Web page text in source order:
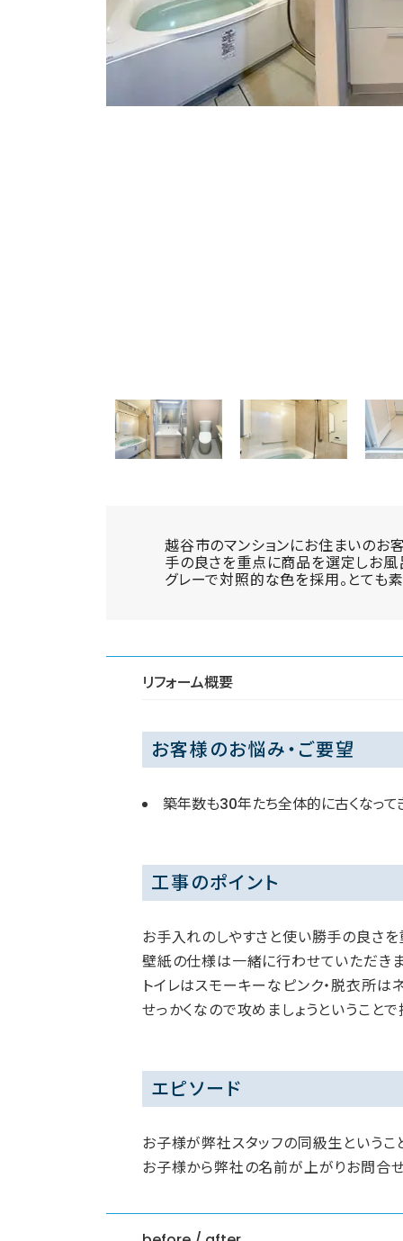
越谷市のマンションにお住まいのお
手の良さを重点に商品を選定しお風
グレーで対照的な色を採用。とても
リフォーム概要
お客様のお悩み・ご要望
築年数も30年たち全体的に古くなって
工事のポイント
お手入れのしやすさと使い勝手の良さ
壁紙の仕様は一緒に行わせていただき
トイレはスモーキーなピンク・脱衣所
せっかくなので攻めましょうということ
エピソード
お子様が弊社スタッフの同級生というこ
お子様から弊社の名前が上がりお問合